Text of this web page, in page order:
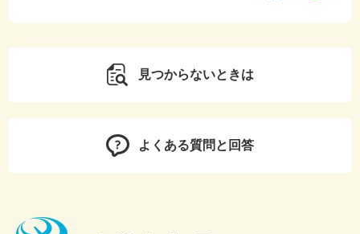
見つからないときは
よくある質問と回答